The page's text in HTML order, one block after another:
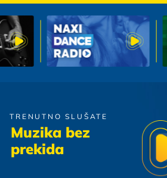
TRENUTNO SLUŠATE
Muzika bez
prekida
Oliver Dragojevic